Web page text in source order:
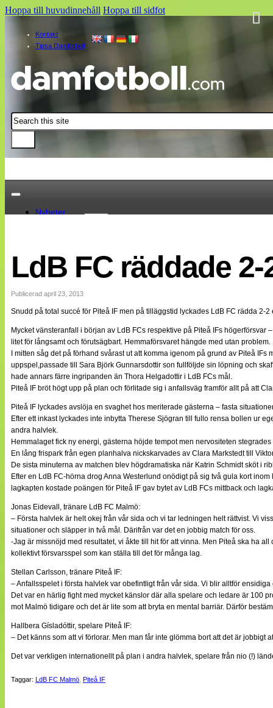
Hoppa till huvudinnehåll Hoppa till sidfot
Kontakt
Tipsa Damfotboll
Sök
Nyheter
Landslaget
EM 2013
Internationellt
Bildreportage
Bloggar
Lagen
Webb-TV
Cuper
Medlemsbilder
Till klubbkassan
NÄTverket
Split vision
Om oss
Annonsera
Tipsa Damfotboll
Kontakt
LdB FC räddade
Publicerad april 23, 2013
Snudd på total succé för Piteå IF men på tilläggstid lyckades LdB FC rädda
Mycket vänsteranfall i början av LdB FCs respektive på Piteå IFs
litet för långsamt och förutsägbart. Hemmaförsvaret hängde med utan problem.
I mitten såg det på förhand svårast ut att komma igenom på grund av Piteå
uppspel,passade till Sara Björk Gunnarsdottir son fullföljde sin löpning och
hade annars färre ingripanden än Thora Helgadottir i LdB FCs mål.
Piteå IF bröt högt upp på plan och förlitade sig i anfallsväg framför allt på att
Piteå IF lyckades avslöja en svaghet hos meriterade gästerna – fasta
Efter ett inkast lyckades inte inbytta Therese Sjögran till fullo rensa bollen ur
andra halvlek.
Hemmalaget fick ny energi, gästerna höjde tempot men nervositeten
En lång frispark från egen planhalva nickskarvades av Clara Markstedt till
De sista minuterna av matchen blev högdramatiska när Katrin Schmidt sköt i
Efter en LdB FC-hörna drog Anna Westerlund onödigt på sig två gula kort
lagkapten kostade poängen för Piteå IF gav bytet av LdB FCs mittback och
Jonas Eidevall, tränare LdB FC Malmö:
– Första halvlek är helt okej från vår sida och vi tar ledningen helt rättvist. Vi
situationer och släpper in två mål. Därifrån var det en jobbig match för oss.
-Jag är missnöjd med resultatet, vi åkte till hit för att vinna. Men Piteå ska ha
kollektivt försvarsspel som kan ställa till det för många lag.
Stellan Carlsson, tränare Piteå IF:
– Anfallsspelet i första halvlek var obefintligt från vår sida. Vi blir alltför
Det var en härlig fight med mycket känslor där alla spelare och ledare är 100
mot Malmö tidigare och det är lite som att bryta en mental barriär. Därför
Hallbera Gísladóttir, spelare Piteå IF:
– Det känns som att vi förlorar. Men man får inte glömma bort att det är
Det var verkligen internationellt på plan i andra halvlek, spelare från nio (!)
Taggar: LdB FC Malmö Piteå IF